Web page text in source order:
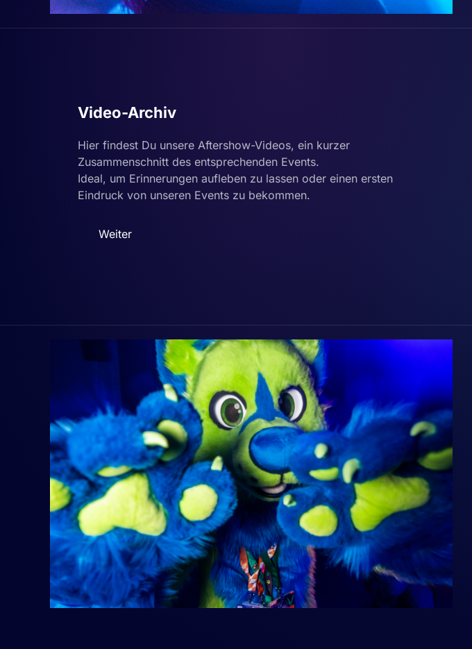
Video-Archiv
Hier findest Du unsere Aftershow-Videos, ein kurzer
Zusammenschnitt des entsprechenden Events.
Ideal, um Erinnerungen aufleben zu lassen oder einen ersten
Eindruck von unseren Events zu bekommen.
Weiter